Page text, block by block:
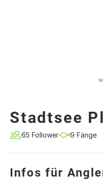
Stadtsee
65 Follower 9 Fänge
Infos für